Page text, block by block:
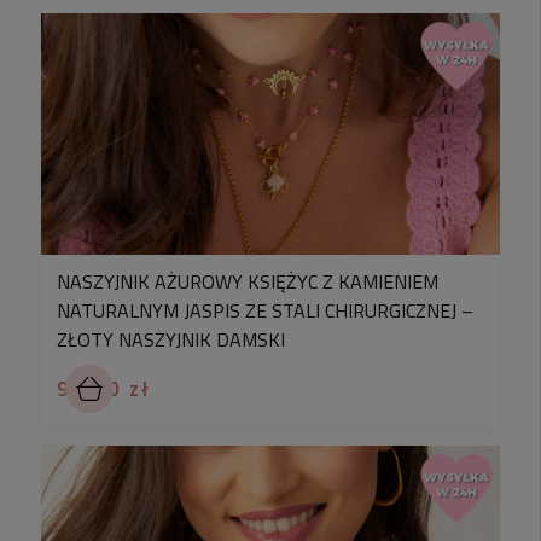
ok. 5 cm)
kolor:
złoty, czarny
materiał:
stal chirurgiczna, kamień: onyks
Oferta dotyczy 1 szt naszyjnika
♡Symbolizujące oddanie, miłość i
wdzięczność, serce
jest główną ozdobą tego
wyjątkowego modelu. Doskonały prezent dla
każdej wyjątkowej osoby w Twoim życiu. To nie
tylko biżuteria, ale także wyraz głębokich
uczuć. Dla dodatkowego uroku w chwili wręczenia,
ze złoconym napisem "Kocham Cię", które bez
koszyka, a my zapakujemy w nie ten wyjątkowy
dodatek.
♡ Powiększ swoją kolekcję modnych dodatków o
NASZYJNIK AŻUROWY KSIĘŻYC Z KAMIENIEM
NATURALNYM JASPIS ZE STALI CHIRURGICZNEJ –
ZŁOTY NASZYJNIK DAMSKI
99,90 zł